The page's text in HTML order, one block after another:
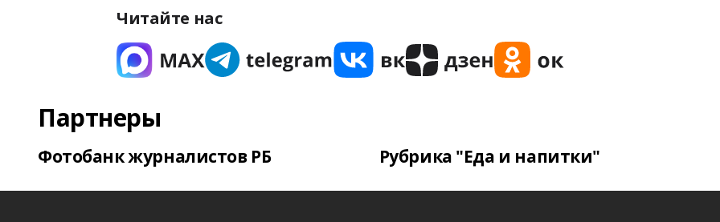
Читайте нас
Партнеры
Фотобанк журналистов РБ Рубрика "Еда и напитки"